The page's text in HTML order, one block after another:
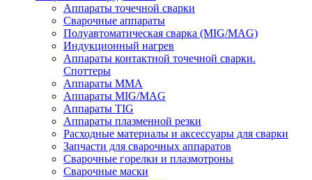
Аппараты точечной сварки
Сварочные аппараты
Полуавтоматическая сварка (MIG/MAG)
Индукционный нагрев
Аппараты контактной точечной сварки.
Споттеры
Аппараты MMA
Аппараты MIG/MAG
Аппараты TIG
Аппараты плазменной резки
Расходные материалы и аксессуары для сварки
Запчасти для сварочных аппаратов
Сварочные горелки и плазмотроны
Сварочные маски